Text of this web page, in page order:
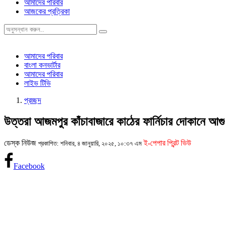
আমাদের পরিবার
আজকের প্রত্রিকা
আমাদের পরিবার
বাংলা কনভার্টার
আমাদের পরিবার
লাইভ টিভি
প্রচ্ছদ
উত্তরা আজমপুর কাঁচাবাজারে কাঠের ফার্নিচার দোকানে
ডেস্ক নিউজ প্রকাশিত: শনিবার, ৪ জানুয়ারি, ২০২৫, ১০:৩৭ এম ই-পেপার প্রিন্ট ভিউ
Facebook